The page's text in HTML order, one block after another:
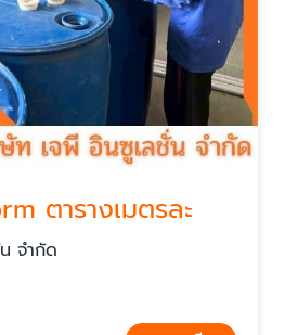
ตารางเมตรละ
จำกัด